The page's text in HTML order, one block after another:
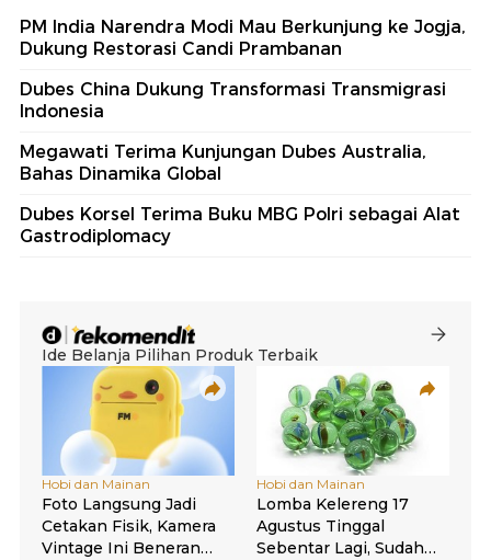
PM India Narendra Modi Mau Berkunjung ke Jogja,
Dukung Restorasi Candi Prambanan
Dubes China Dukung Transformasi Transmigrasi
Indonesia
Megawati Terima Kunjungan Dubes Australia,
Bahas Dinamika Global
Dubes Korsel Terima Buku MBG Polri sebagai Alat
Gastrodiplomacy